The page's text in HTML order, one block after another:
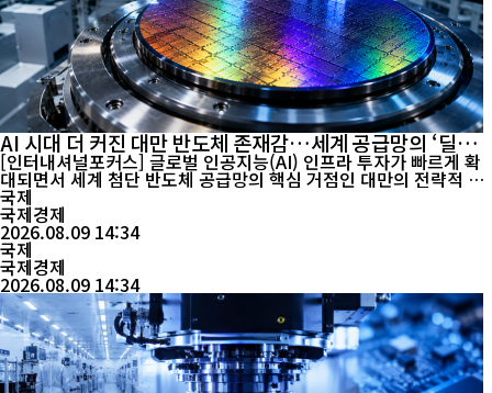
AI 시대 더 커진 대만 반도체 존재감…세계 공급망의 ‘딜레
마’
[인터내셔널포커스] 글로벌 인공지능(AI) 인프라 투자가 빠르게 확
대되면서 세계 첨단 반도체 공급망의 핵심 거점인 대만의 전략적 가
치가 다시 부각되고 있다. AI 데이터센터와 고성능 컴퓨팅 수요가 늘
어날수록 첨단 공정 반도체에 대한 의존도 역시 높아지기 때문이다.
스탠다드차타드 글로벌 최고투자책임자(CIO) 오피스 측 분석에 따
르면 세계 7나노미터(㎚) 이하 첨단 반도체의 ...
국제
국제경제
2026.08.09 14:34
국제
국제경제
2026.08.09 14:34